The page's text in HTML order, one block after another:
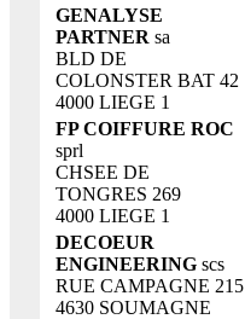
GENALYSE
PARTNER sa
BLD DE
COLONSTER BAT 42
4000 LIEGE 1
FP COIFFURE ROC
sprl
CHSEE DE
TONGRES 269
4000 LIEGE 1
DECOEUR
ENGINEERING scs
RUE CAMPAGNE 215
4630 SOUMAGNE